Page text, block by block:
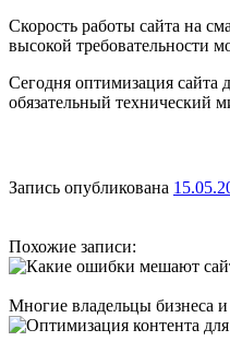
Скорость работы сайта на
высокой требовательности
Сегодня оптимизация
обязательный технический
Запись опубликована
Похожие записи:
Многие владельцы бизнеса